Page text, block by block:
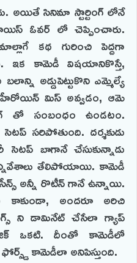
అయితే సినిమా స్టార్టింగ్ లోనే
ఓవర్ లో చెప్పించారు.
కథ గురించి పెద్దగా
ఇక కామెడీ విషయానికొస్తే,
అడ్డుపెట్టుకొని ఎమ్మెల్యే
హీరోయిన్ మిస్ అవ్వడం, ఆమె
తో సంబంధం ఉండటం.
సరిపోతుంది. దర్శకుడు
బాగానే చేసుకున్నాడు
సన్నివేశాలు తేలిపోయాయి. కామెడీ
అన్నీ రొటీన్ గానే ఉన్నాయి.
అందరూ అరిచి
ని డామినేట్ చేసేలా గ్యాప్
ఒకటి. దీంతో కామెడీలో
కామెడీలా అనిపిస్తుంది.